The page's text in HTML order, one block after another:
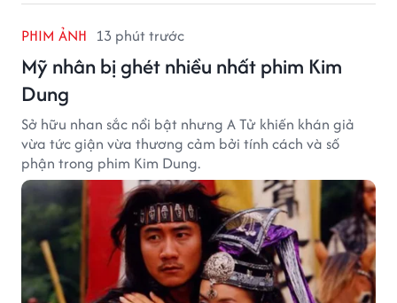
PHIM ẢNH 13 phút trước
Mỹ nhân bị ghét nhiều nhất phim Kim
Dung
Sở hữu nhan sắc nổi bật nhưng A Tử khiến khán giả
vừa tức giận vừa thương cảm bởi tính cách và số
phận trong phim Kim Dung.